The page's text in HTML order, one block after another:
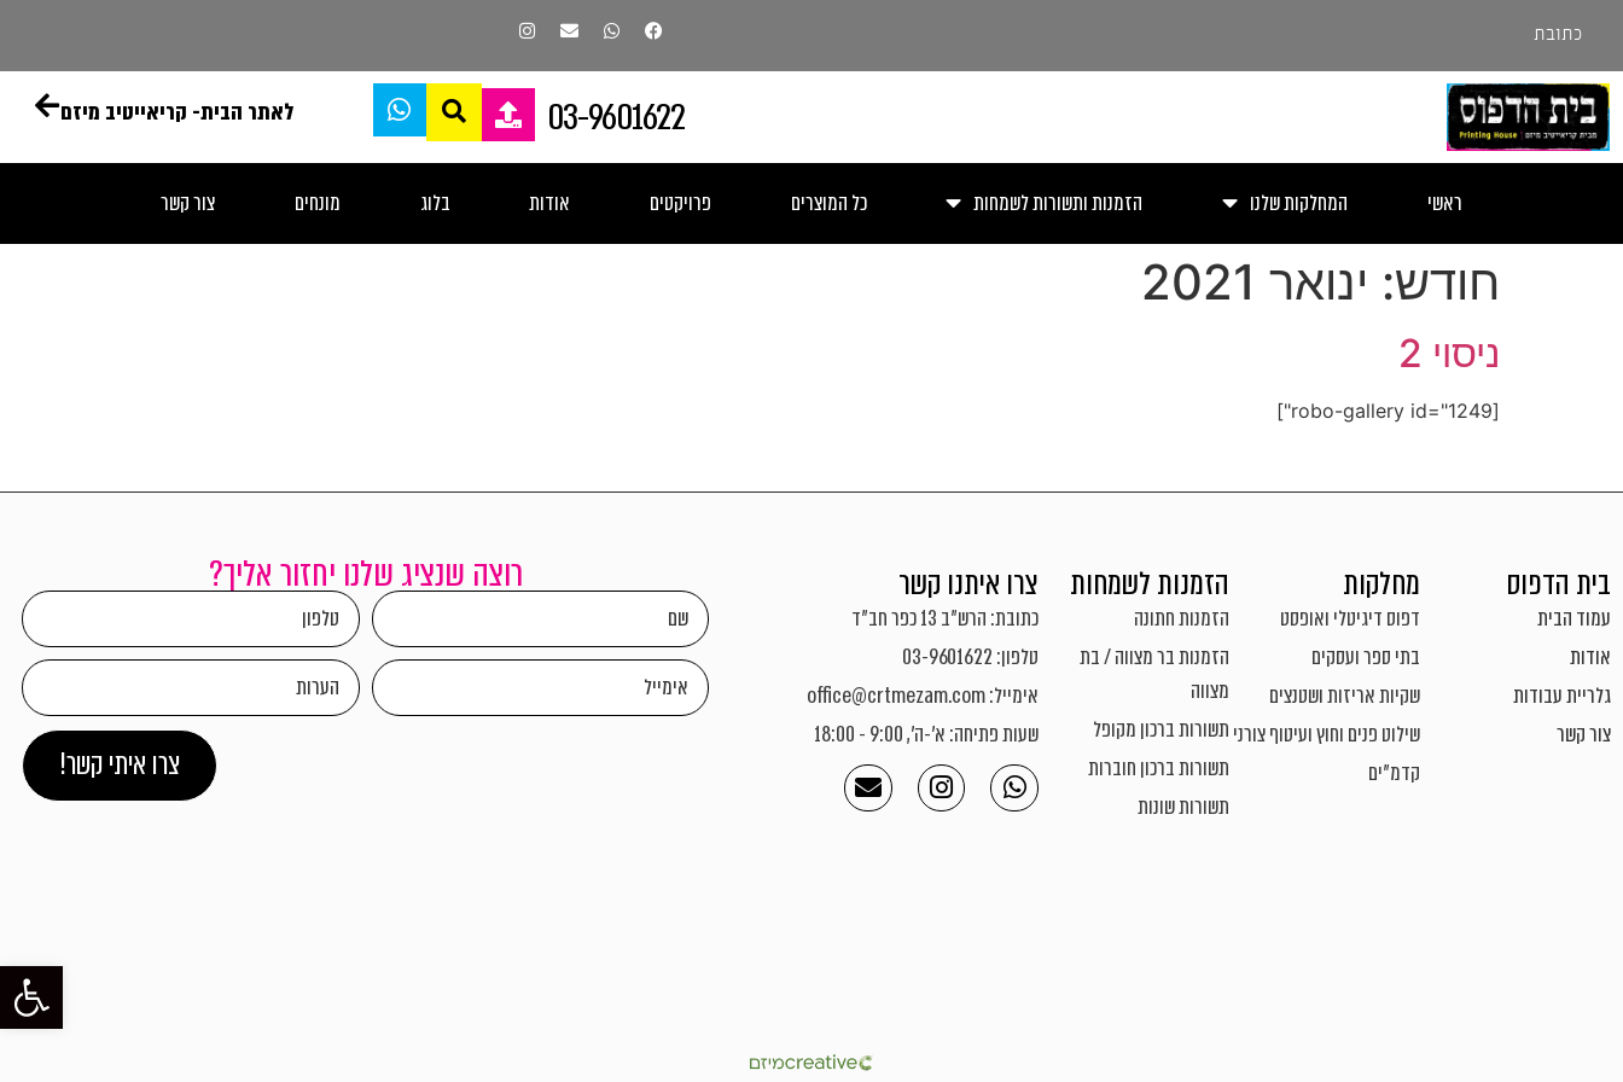
פתח
כתובת
03-9601622 לאתר הבית- קריאייטיב מיזם
ראשי המחלקות שלנו הזמנות ותשורות לשמחות כל המוצרים פרויקטים אודות בלוג מונחים צור קשר
חודש: ינואר 2021
ניסוי 2
[robo-gallery id="1249"]
בית הדפוס
עמוד הבית
אודות
גלריית עבודות
צור קשר
מחלקות
דפוס דיגיטלי ואופסט
בתי ספר ועסקים
שקיות אריזות ושטנצים
שילוט פנים וחוץ ועיטוף צורני
קדמ"ים
הזמנות לשמחות
הזמנות חתונה
הזמנות בר מצווה / בת
מצווה
תשורות ברכון מקופל
תשורות ברכון חוברות
תשורות שונות
צרו איתנו קשר
כתובת: הרש"ב 13 כפר חב"ד
טלפון: 03-9601622
אימייל: office@crtmezam.com
שעות פתיחה: א'-ה', 9:00 - 18:00
רוצה שנציג שלנו יחזור אליך?
צרו איתי קשר!